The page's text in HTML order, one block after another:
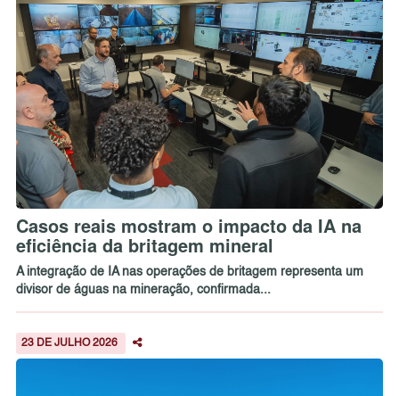
Casos reais mostram o impacto da IA na
eficiência da britagem mineral
A integração de IA nas operações de britagem representa um
divisor de águas na mineração, confirmada...
23 DE JULHO 2026